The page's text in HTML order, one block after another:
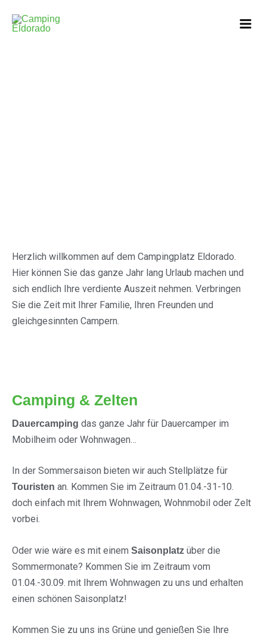
Inhalt
Herzlich willkommen auf dem Campingplatz Eldorado.
Hier können Sie das ganze Jahr lang Urlaub machen und
sich endlich Ihre verdiente Auszeit nehmen. Verbringen
Sie die Zeit mit Ihrer Familie, Ihren Freunden und
gleichgesinnten Campern.
Camping & Zelten
Dauercamping das ganze Jahr für Dauercamper im
Mobilheim oder Wohnwagen…
In der Sommersaison bieten wir auch Stellplätze für
Touristen an. Kommen Sie im Zeitraum 01.04.-31-10.
doch einfach mit Ihrem Wohnwagen, Wohnmobil oder Zelt
vorbei.
Oder wie wäre es mit einem Saisonplatz über die
Sommermonate? Kommen Sie im Zeitraum vom
01.04.-30.09. mit Ihrem Wohnwagen zu uns und erhalten
einen schönen Saisonplatz!
Kommen Sie zu uns ins Grüne und genießen Sie Ihre